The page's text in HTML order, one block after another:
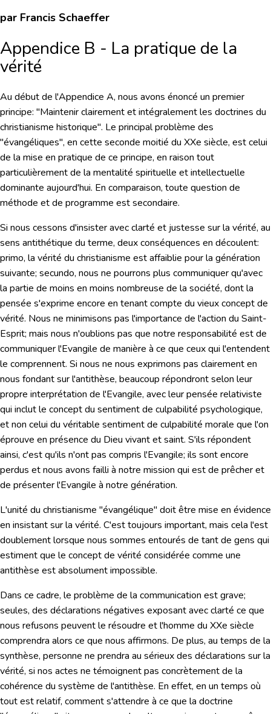
par Francis Schaeffer
Appendice B - La pratique de la
vérité
Au début de l'Appendice A, nous avons énoncé un premier
principe: "Maintenir clairement et intégralement les doctrines du
christianisme historique". Le principal problème des
"évangéliques", en cette seconde moitié du XXe siècle, est celui
de la mise en pratique de ce principe, en raison tout
particulièrement de la mentalité spirituelle et intellectuelle
dominante aujourd'hui. En comparaison, toute question de
méthode et de programme est secondaire.
Si nous cessons d'insister avec clarté et justesse sur la vérité, au
sens antithétique du terme, deux conséquences en découlent:
primo, la vérité du christianisme est affaiblie pour la génération
suivante; secundo, nous ne pourrons plus communiquer qu'avec
la partie de moins en moins nombreuse de la société, dont la
pensée s'exprime encore en tenant compte du vieux concept de
vérité. Nous ne minimisons pas l'importance de l'action du Saint-
Esprit; mais nous n'oublions pas que notre responsabilité est de
communiquer l'Evangile de manière à ce que ceux qui l'entendent
le comprennent. Si nous ne nous exprimons pas clairement en
nous fondant sur l'antithèse, beaucoup répondront selon leur
propre interprétation de l'Evangile, avec leur pensée relativiste
qui inclut le concept du sentiment de culpabilité psychologique,
et non celui du véritable sentiment de culpabilité morale que l'on
éprouve en présence du Dieu vivant et saint. S'ils répondent
ainsi, c'est qu'ils n'ont pas compris l'Evangile; ils sont encore
perdus et nous avons failli à notre mission qui est de prêcher et
de présenter l'Evangile à notre génération.
L'unité du christianisme "évangélique" doit être mise en évidence
en insistant sur la vérité. C'est toujours important, mais cela l'est
doublement lorsque nous sommes entourés de tant de gens qui
estiment que le concept de vérité considérée comme une
antithèse est absolument impossible.
Dans ce cadre, le problème de la communication est grave;
seules, des déclarations négatives exposant avec clarté ce que
nous refusons peuvent le résoudre et l'homme du XXe siècle
comprendra alors ce que nous affirmons. De plus, au temps de la
synthèse, personne ne prendra au sérieux des déclarations sur la
vérité, si nos actes ne témoignent pas concrètement de la
cohérence du système de l'antithèse. En effet, en un temps où
tout est relatif, comment s'attendre à ce que la doctrine